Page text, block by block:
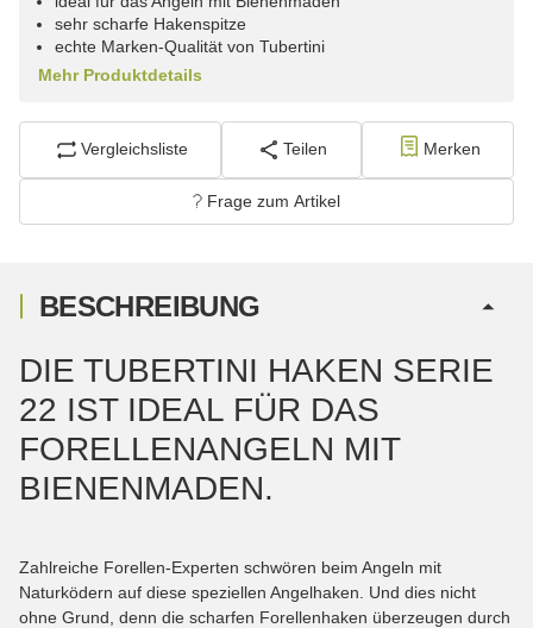
sehr scharfe Hakenspitze
echte Marken-Qualität von Tubertini
Mehr Produktdetails
Vergleichsliste Teilen Merken
Frage zum Artikel
BESCHREIBUNG
DIE TUBERTINI HAKEN SERIE
22 IST IDEAL FÜR DAS
FORELLENANGELN MIT
BIENENMADEN.
Zahlreiche Forellen-Experten schwören beim Angeln mit
Naturködern auf diese speziellen Angelhaken. Und dies nicht
ohne Grund, denn die scharfen Forellenhaken überzeugen durch